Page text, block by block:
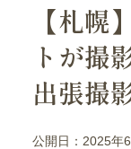
【札幌
トが撮
出張撮
公開日：2025年